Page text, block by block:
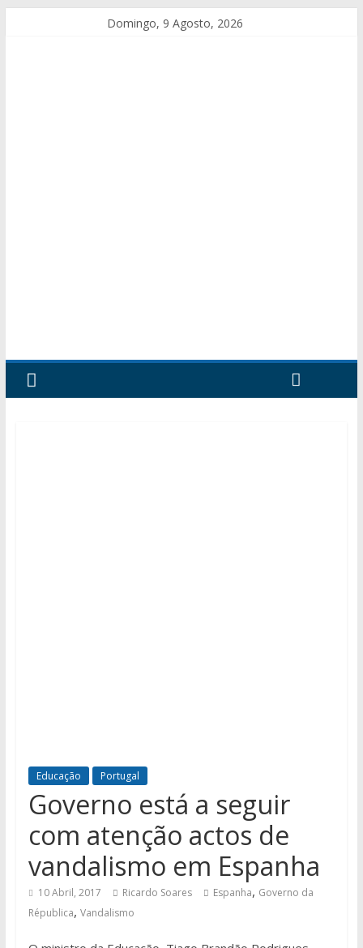
Domingo, 9 Agosto, 2026
Educação Portugal
Governo está a seguir
com atenção actos de
vandalismo em Espanha
10 Abril, 2017 Ricardo Soares Espanha, Governo da
Républica, Vandalismo